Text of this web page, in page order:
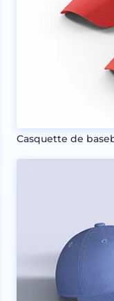
Casquette de